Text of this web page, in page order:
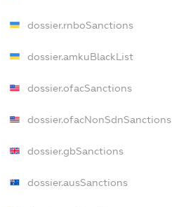
dossier.rnboSanctions
dossier.amkuBlackList
dossier.ofacSanctions
dossier.ofacNonSdnSanctions
dossier.gbSanctions
dossier.ausSanctions